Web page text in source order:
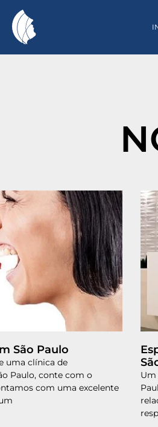
São Paulo
uma clínica de
Paulo, conte com o
com uma excelente